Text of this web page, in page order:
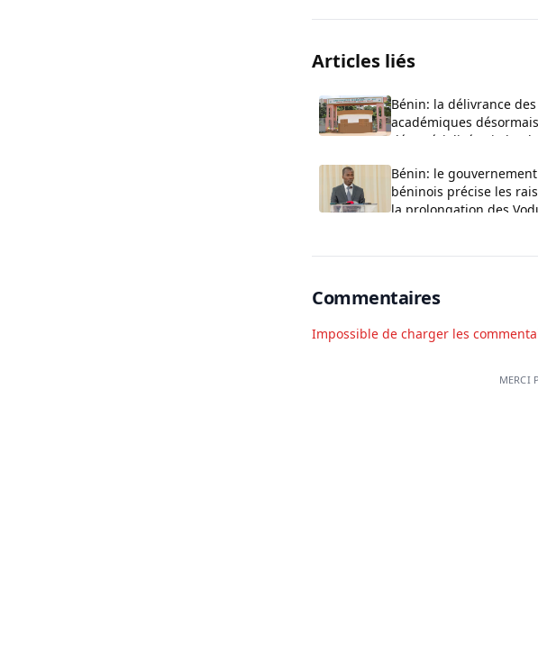
Articles liés
Bénin: la délivrance
académiques
dématérialisée via la
Bénin: le gouvernement
béninois précise les
la prolongation des
Commentaires
Impossible de charger les
MERCI